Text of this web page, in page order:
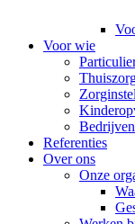
Voor wie
Referenties
Over ons
Onze